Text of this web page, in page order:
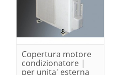
Copertura motore
condizionatore |
per unita' esterna